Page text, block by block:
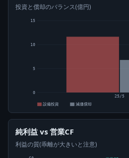
投資と償却のバランス(億円)
0
5
10
15
25/5
設備投資
減価償却
純利益 vs 営業CF
利益の質(乖離が大きいと注意)